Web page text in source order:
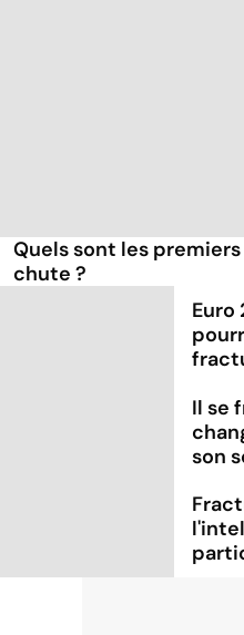
Quels sont les
chute ?
Euro
Il se
son